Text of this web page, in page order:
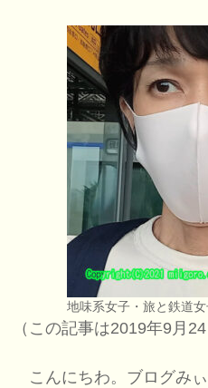
地味系女子・旅と鉄道
（この記事は2019年9月
こんにちわ。ブログみ